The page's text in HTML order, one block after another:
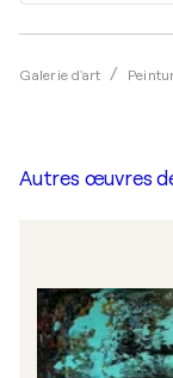
Galerie d'art
Autres œuvres